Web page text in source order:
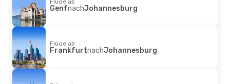
GenfnachJohannesburg
Flüge ab
FrankfurtnachJohannesburg